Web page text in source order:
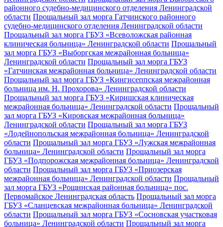
районного судебно-медицинского отделения Ленинградской
области Прощальный зал морга Гатчинского районного
судебно-медицинского отделения Ленинградской области
Прощальный зал морга ГБУЗ «Всеволожская районная
клиническая больница» Ленинградской области Прощальный
зал морга ГБУЗ «Выборгская межрайонная больница»
Ленинградской области Прощальный зал морга ГБУЗ
«Гатчинская межрайонная больница» Ленинградской области
Прощальный зал морга ГБУЗ «Кингисеппская межрайонная
больница им. Н. Прохорова» Ленинградской области
Прощальный зал морга ГБУЗ «Киришская клиническая
межрайонная больница» Ленинградской области Прощальный
зал морга ГБУЗ «Кировская межрайонная больница»
Ленинградской области Прощальный зал морга ГБУЗ
«Лодейнопольская межрайонная больница» Ленинградской
области Прощальный зал морга ГБУЗ «Лужская межрайонная
больница» Ленинградской области Прощальный зал морга
ГБУЗ «Подпорожская межрайонная больница» Ленинградской
области Прощальный зал морга ГБУЗ «Приозерская
межрайонная больница» Ленинградской области Прощальный
зал морга ГБУЗ «Рощинская районная больница» пос.
Первомайское Ленинградская область Прощальный зал морга
ГБУЗ «Сланцевская межрайонная больница» Ленинградской
области Прощальный зал морга ГБУЗ «Сосновская участковая
больница» Ленинградской области Прощальный зал морга